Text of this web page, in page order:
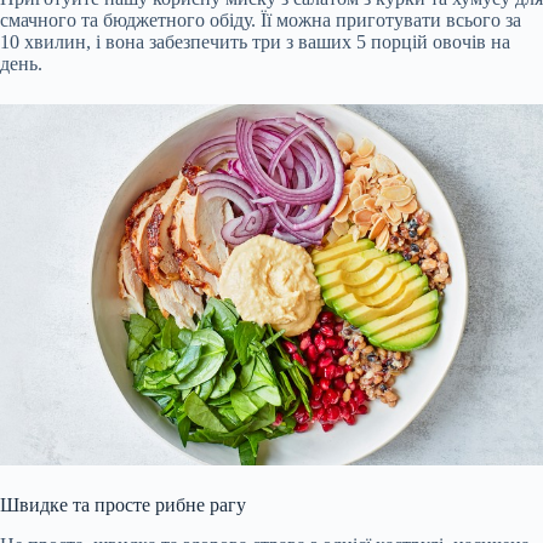
смачного та бюджетного обіду. Її можна приготувати всього за
10 хвилин, і вона забезпечить три з ваших 5 порцій овочів на
день.
Швидке та просте рибне рагу